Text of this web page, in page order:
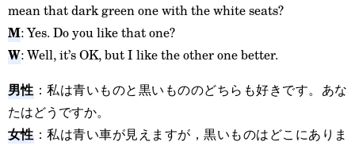
mean that dark green one with the white seats?
M: Yes. Do you like that one?
W: Well, it’s OK, but I like the other one better.
男性：私は青いものと黒いもののどちらも好きです。あな
たはどうですか。
女性：私は青い車が見えますが，黒いものはどこにありま